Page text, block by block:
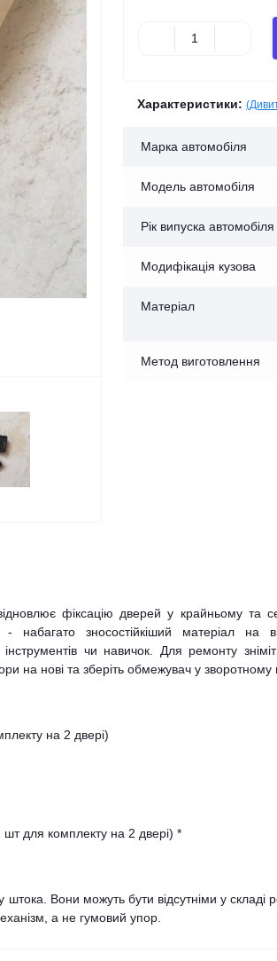
Характеристики:
Марка автомобіля
Модель автомобіля
Рік випуска автомобіля
Модифікація кузова
Матеріал
Метод виготовлення
фіксацію дверей у крайньому та
набагато зносостійкіший матеріал на
чи навичок. Для ремонту
на нові та зберіть обмежувач у зворотному
на 2 двері)
для комплекту на 2 двері) *
Вони можуть бути відсутніми у складі
а не гумовий упор.